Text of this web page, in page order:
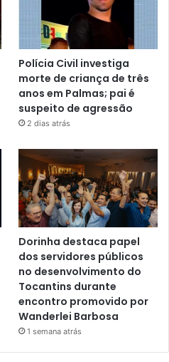
Polícia Civil investiga
morte de criança de três
anos em Palmas; pai é
suspeito de agressão
2 dias atrás
Dorinha destaca papel
dos servidores públicos
no desenvolvimento do
Tocantins durante
encontro promovido por
Wanderlei Barbosa
1 semana atrás